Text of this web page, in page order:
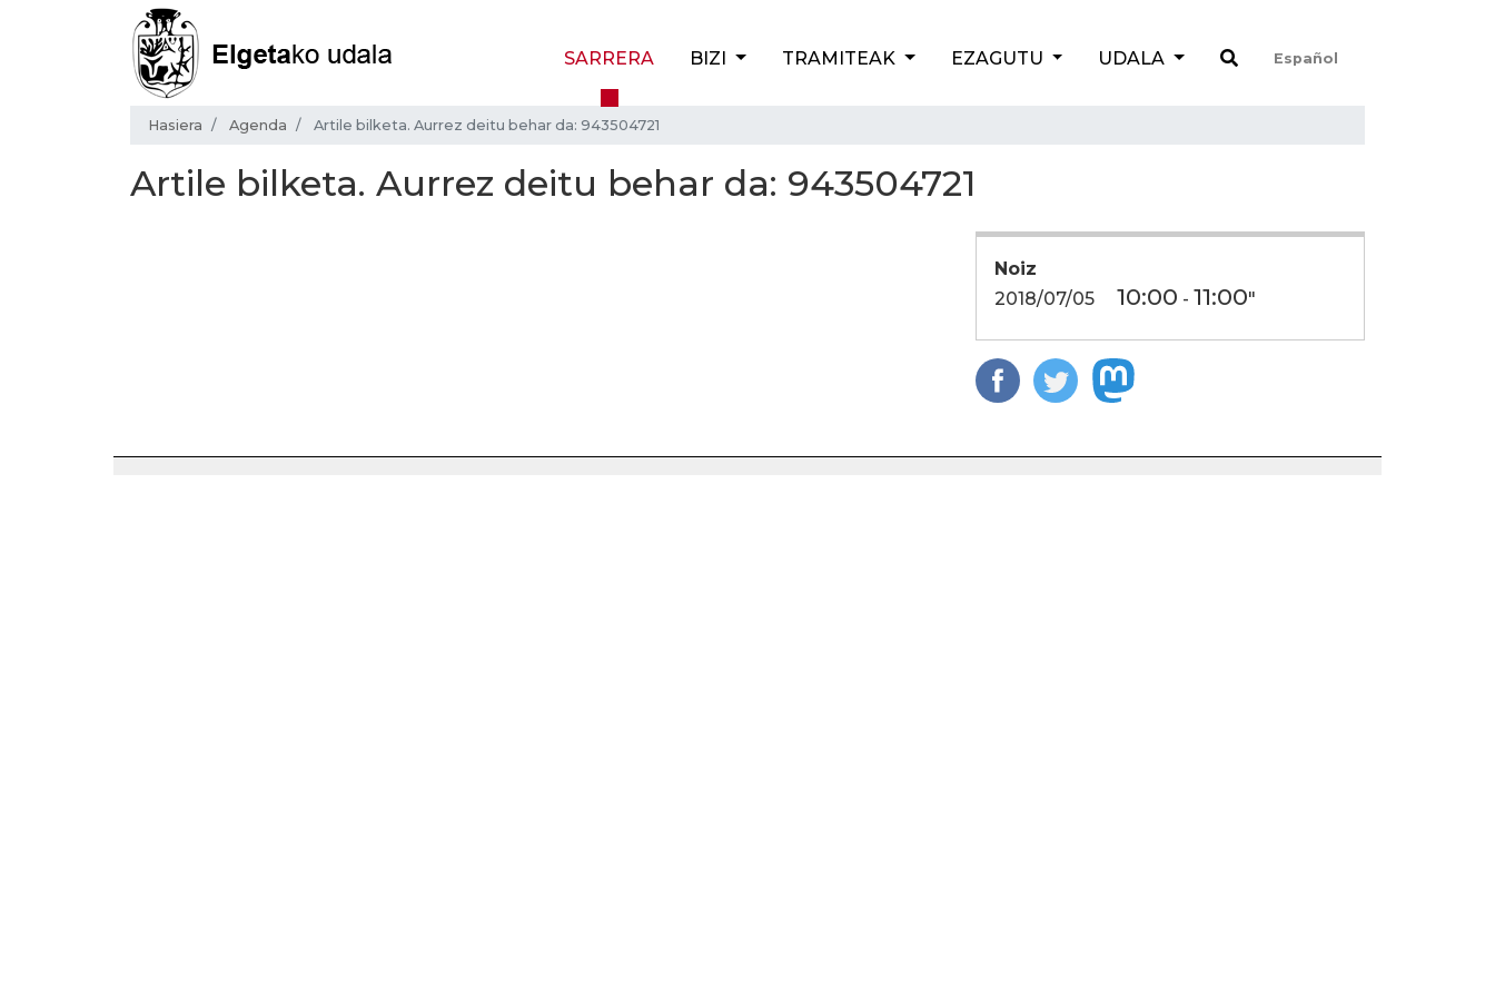
SARRERA BIZI TRAMITEAK EZAGUTU UDALA Español
Hasiera Agenda Artile bilketa. Aurrez deitu behar da: 943504721
Artile bilketa. Aurrez deitu behar da: 943504721
Noiz
2018/07/05
10:00 - 11:00"